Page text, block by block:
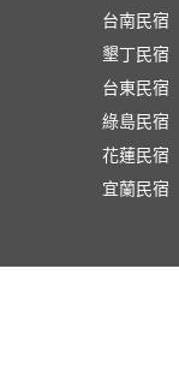
台南民宿
墾丁民宿
台東民宿
綠島民宿
花蓮民宿
宜蘭民宿